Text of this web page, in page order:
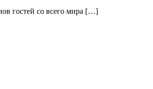
гостей со всего мира […]